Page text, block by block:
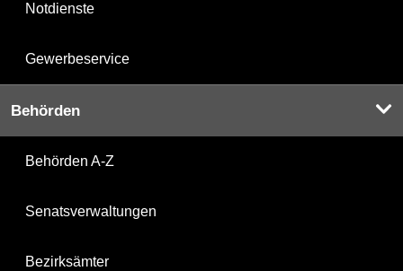
Notdienste
Gewerbeservice
Behörden
Behörden A-Z
Senatsverwaltungen
Bezirksämter